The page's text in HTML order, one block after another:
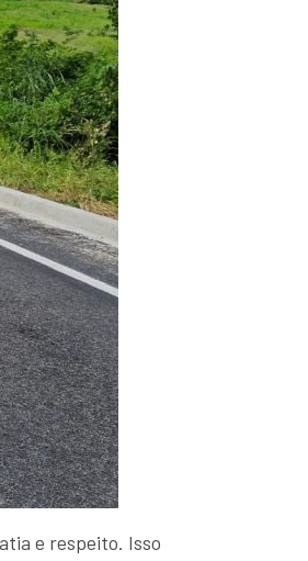
e respeito. Isso